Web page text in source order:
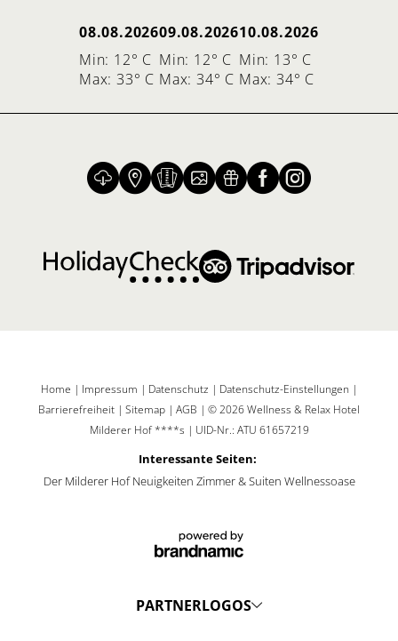
08.08.2026
Min: 12° C
Max: 33° C
09.08.2026
Min: 12° C
Max: 34° C
10.08.2026
Min: 13° C
Max: 34° C
Home | Impressum | Datenschutz | Datenschutz-Einstellungen |
Barrierefreiheit | Sitemap | AGB | © 2026 Wellness & Relax Hotel
Milderer Hof ****s | UID-Nr.: ATU 61657219
Interessante Seiten:
Der Milderer HofNeuigkeiten Zimmer & Suiten Wellnessoase
PARTNERLOGOS